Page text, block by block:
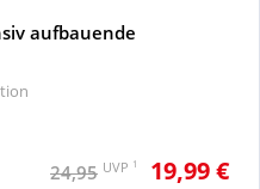
aufbauende
24,95 UVP 1 19,99 €